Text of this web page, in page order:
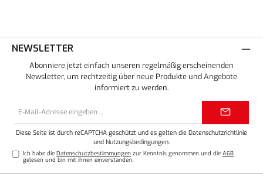
NEWSLETTER
Abonniere jetzt einfach unseren regelmäßig erscheinenden
Newsletter, um rechtzeitig über neue Produkte und Angebote
informiert zu werden.
Diese Seite ist durch reCAPTCHA geschützt und es gelten die Datenschutzrichtlinie
und Nutzungsbedingungen.
Ich habe dieDatenschutzbestimmungen zur Kenntnis genommen und dieAGB
gelesen und bin mit ihnen einverstanden.